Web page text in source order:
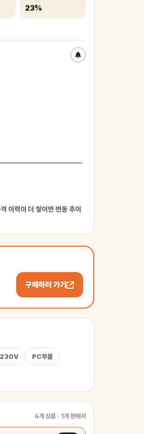
23%
력이 더 쌓이면 변동 추이
구매하러 가기
230V PC부품
4개 상품 · 1개 판매처